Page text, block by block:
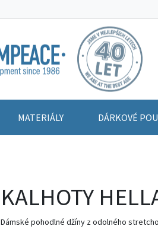
MATERIÁLY DÁRKOVÉ
KALHOTY
Dámské pohodlné džíny z odolného